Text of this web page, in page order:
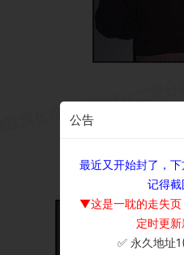
公告
最近又开始封了，
记得截
▼这是一耽的走失页
定时更新
✅ 永久地址